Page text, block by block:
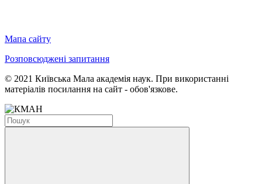
Мапа сайту
Розповсюджені запитання
© 2021 Київська Мала академія наук. При використанні
матеріалів посилання на сайт - обов'язкове.